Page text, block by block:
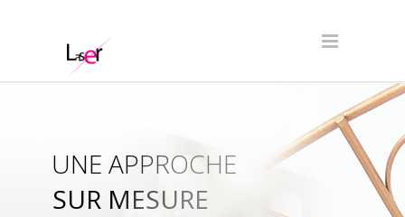
SUR MESURE
UNE APPROCHE